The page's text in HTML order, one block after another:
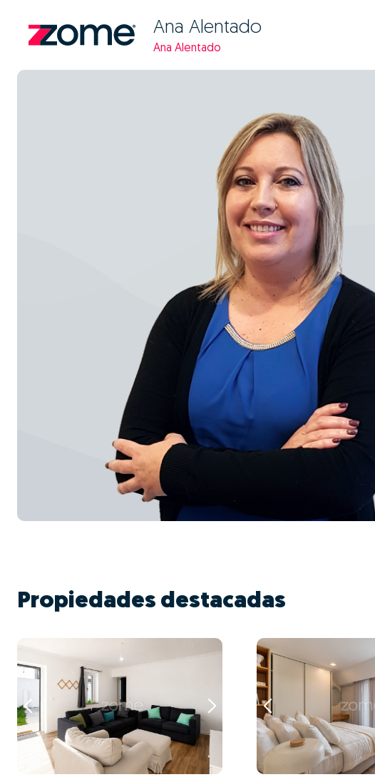
Ana Alentado
Ana Alentado
Propiedades destacadas